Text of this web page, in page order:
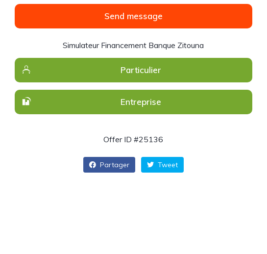
Send message
Simulateur Financement Banque Zitouna
Particulier
Entreprise
Offer ID #25136
Partager Tweet